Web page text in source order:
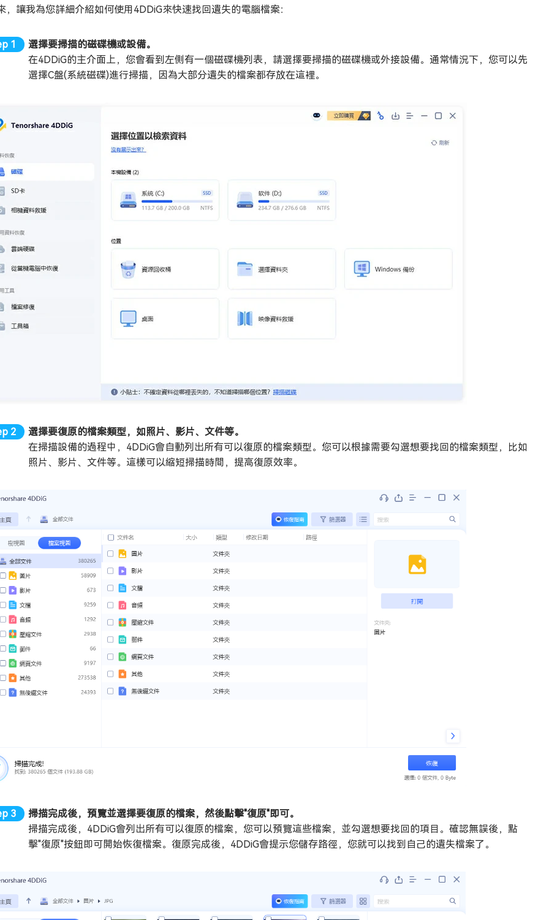
，讓我為您詳細介紹如何使用4DDiG來快速找回遺失的電腦檔案：
選擇要掃描的磁碟機或設備。
在4DDiG的主介面上，您會看到左側有一個磁碟機列表，請選擇要掃描的磁碟機或外接設備。通常情況下，您可以先
選擇C盤(系統磁碟)進行掃描，因為大部分遺失的檔案都存放在這裡。
選擇要復原的檔案類型，如照片、影片、文件等。
在掃描設備的過程中，4DDiG會自動列出所有可以復原的檔案類型。您可以根據需要勾選想要找回的檔案類型，比如
照片、影片、文件等。這樣可以縮短掃描時間，提高復原效率。
掃描完成後，預覽並選擇要復原的檔案，然後點擊"復原"即可。
掃描完成後，4DDiG會列出所有可以復原的檔案，您可以預覽這些檔案，並勾選想要找回的項目。確認無誤後，點
擊"復原"按鈕即可開始恢復檔案。復原完成後，4DDiG會提示您儲存路徑，您就可以找到自己的遺失檔案了。